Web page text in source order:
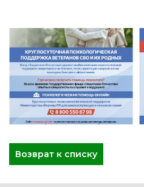
Возврат к списку